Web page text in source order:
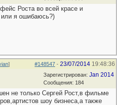
Роста во всей красе и
или я ошибаюсь?)
#148547 - 23/07/2014 19:48:36
]
Зарегистрирован: Jan 2014
Сообщения: 184
не только Сергей Рост,в фильме
шоу бизнеса,а также